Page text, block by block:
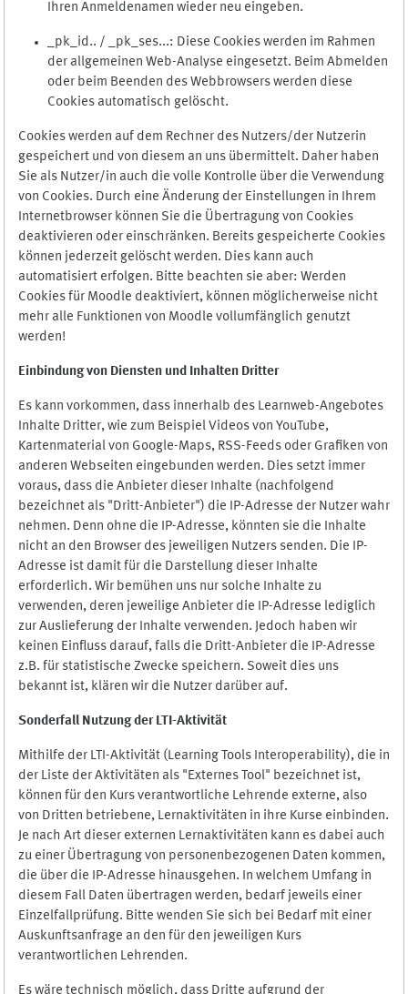
Ihren Anmeldenamen wieder neu eingeben.
_pk_id.. / _pk_ses...: Diese Cookies werden im Rahmen
der allgemeinen Web-Analyse eingesetzt. Beim Abmelden
oder beim Beenden des Webbrowsers werden diese
Cookies automatisch gelöscht.
Cookies werden auf dem Rechner des Nutzers/der Nutzerin
gespeichert und von diesem an uns übermittelt. Daher haben
Sie als Nutzer/in auch die volle Kontrolle über die Verwendung
von Cookies. Durch eine Änderung der Einstellungen in Ihrem
Internetbrowser können Sie die Übertragung von Cookies
deaktivieren oder einschränken. Bereits gespeicherte Cookies
können jederzeit gelöscht werden. Dies kann auch
automatisiert erfolgen. Bitte beachten sie aber: Werden
Cookies für Moodle deaktiviert, können möglicherweise nicht
mehr alle Funktionen von Moodle vollumfänglich genutzt
werden!
Einbindung von Diensten und Inhalten Dritter
Es kann vorkommen, dass innerhalb des Learnweb-Angebotes
Inhalte Dritter, wie zum Beispiel Videos von YouTube,
Kartenmaterial von Google-Maps, RSS-Feeds oder Grafiken von
anderen Webseiten eingebunden werden. Dies setzt immer
voraus, dass die Anbieter dieser Inhalte (nachfolgend
bezeichnet als "Dritt-Anbieter") die IP-Adresse der Nutzer wahr
nehmen. Denn ohne die IP-Adresse, könnten sie die Inhalte
nicht an den Browser des jeweiligen Nutzers senden. Die IP-
Adresse ist damit für die Darstellung dieser Inhalte
erforderlich. Wir bemühen uns nur solche Inhalte zu
verwenden, deren jeweilige Anbieter die IP-Adresse lediglich
zur Auslieferung der Inhalte verwenden. Jedoch haben wir
keinen Einfluss darauf, falls die Dritt-Anbieter die IP-Adresse
z.B. für statistische Zwecke speichern. Soweit dies uns
bekannt ist, klären wir die Nutzer darüber auf.
Sonderfall Nutzung der LTI-Aktivität
Mithilfe der LTI-Aktivität (Learning Tools Interoperability), die in
der Liste der Aktivitäten als "Externes Tool" bezeichnet ist,
können für den Kurs verantwortliche Lehrende externe, also
von Dritten betriebene, Lernaktivitäten in ihre Kurse einbinden.
Je nach Art dieser externen Lernaktivitäten kann es dabei auch
zu einer Übertragung von personenbezogenen Daten kommen,
die über die IP-Adresse hinausgehen. In welchem Umfang in
diesem Fall Daten übertragen werden, bedarf jeweils einer
Einzelfallprüfung. Bitte wenden Sie sich bei Bedarf mit einer
Auskunftsanfrage an den für den jeweiligen Kurs
verantwortlichen Lehrenden.
Es wäre technisch möglich, dass Dritte aufgrund der